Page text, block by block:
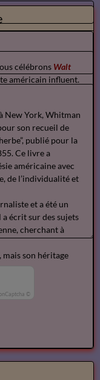
©
célébrons Walt
américain influent.
New York, Whitman
son recueil de
publié pour la
Ce livre a
américaine avec
de l’individualité et
et a été un
écrit sur des sujets
cherchant à
son héritage